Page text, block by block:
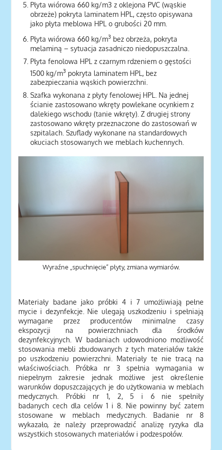
Płyta wiórowa 660 kg/m3 z oklejona PVC (wąskie
obrzeże) pokryta laminatem HPL, często opisywana
jako płyta meblowa HPL o grubości 20 mm.
Płyta wiórowa 660 kg/m3 bez obrzeża, pokryta
melaminą – sytuacja zasadniczo niedopuszczalna.
Płyta fenolowa HPL z czarnym rdzeniem o gęstości
1500 kg/m3 pokryta laminatem HPL, bez
zabezpieczania wąskich powierzchni.
Szafka wykonana z płyty fenolowej HPL. Na jednej
ścianie zastosowano wkręty powlekane ocynkiem z
dalekiego wschodu (tanie wkręty). Z drugiej strony
zastosowano wkręty przeznaczone do zastosowań w
szpitalach. Szuflady wykonane na standardowych
okuciach stosowanych we meblach kuchennych.
Wyraźne „spuchnięcie” płyty, zmiana wymiarów.
Materiały badane jako próbki 4 i 7 umożliwiają pełne
mycie i dezynfekcje. Nie ulegają uszkodzeniu i spełniają
wymagane przez producentów minimalne czasy
ekspozycji na powierzchniach dla środków
dezynfekcyjnych. W badaniach udowodniono możliwość
stosowania mebli zbudowanych z tych materiałów także
po uszkodzeniu powierzchni. Materiały te nie tracą na
właściwościach. Próbka nr 3 spełnia wymagania w
niepełnym zakresie jednak możliwe jest określenie
warunków dopuszczających je do użytkowania w meblach
medycznych. Próbki nr 1, 2, 5 i 6 nie spełniły
badanych cech dla celów 1 i 8. Nie powinny być zatem
stosowane w meblach medycznych. Badanie nr 8
wykazało, że należy przeprowadzić analizę ryzyka dla
wszystkich stosowanych materiałów i podzespołów.